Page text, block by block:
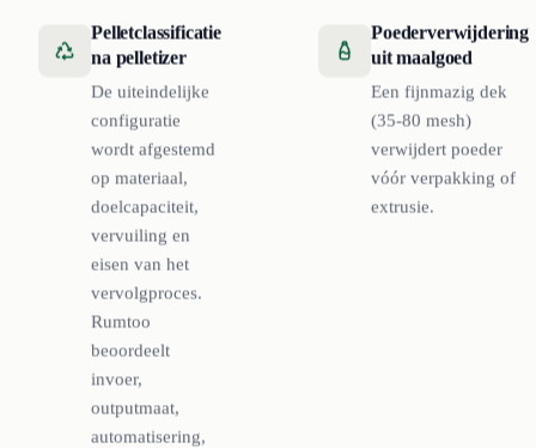
Pelletclassificatie
na pelletizer
De uiteindelijke
configuratie
wordt afgestemd
op materiaal,
doelcapaciteit,
vervuiling en
eisen van het
vervolgproces.
Rumtoo
beoordeelt
invoer,
outputmaat,
automatisering,
Poederverwijdering
uit maalgoed
Een fijnmazig dek
(35-80 mesh)
verwijdert poeder
vóór verpakking of
extrusie.